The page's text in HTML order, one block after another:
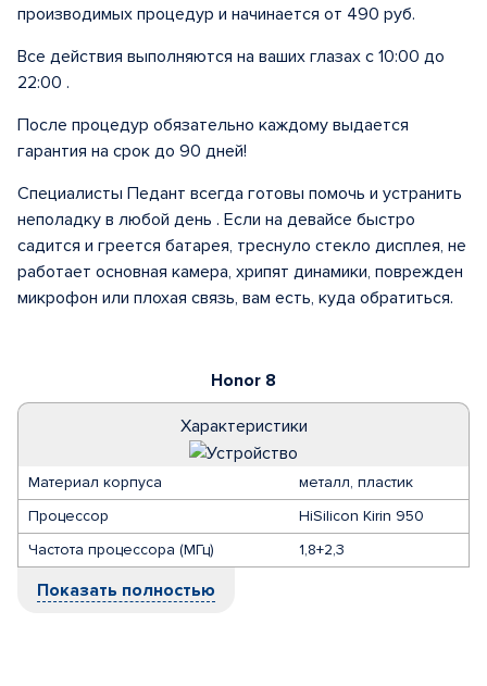
Honor 8
Характеристики
Материал корпуса
металл, пластик
Процессор
HiSilicon Kirin 950
Частота процессора (МГц)
1,8+2,3
Показать полностью
производимых процедур и начинается от 490 руб.
Все действия выполняются на ваших глазах с 10:00 до
22:00 .
После процедур обязательно каждому выдается
гарантия на срок до 90 дней!
Специалисты Педант всегда готовы помочь и устранить
неполадку в любой день . Если на девайсе быстро
садится и греется батарея, треснуло стекло дисплея, не
работает основная камера, хрипят динамики, поврежден
микрофон или плохая связь, вам есть, куда обратиться.